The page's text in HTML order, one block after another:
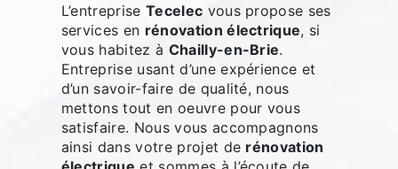
L’entreprise Tecelec vous propose ses
services en rénovation électrique, si
vous habitez à Chailly-en-Brie.
Entreprise usant d’une expérience et
d’un savoir-faire de qualité, nous
mettons tout en oeuvre pour vous
satisfaire. Nous vous accompagnons
ainsi dans votre projet de rénovation